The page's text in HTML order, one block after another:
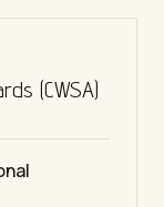
(CWSA)